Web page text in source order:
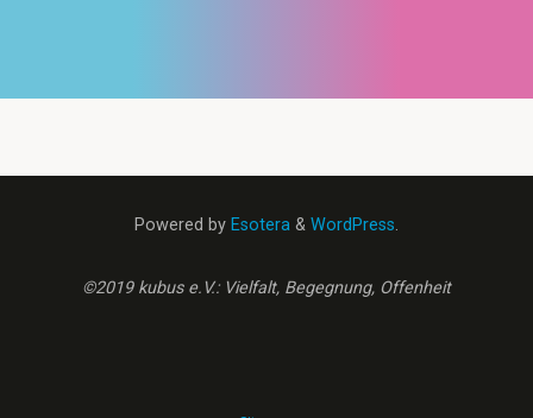
Powered by Esotera & WordPress.
©2019 kubus e.V.: Vielfalt, Begegnung, Offenheit